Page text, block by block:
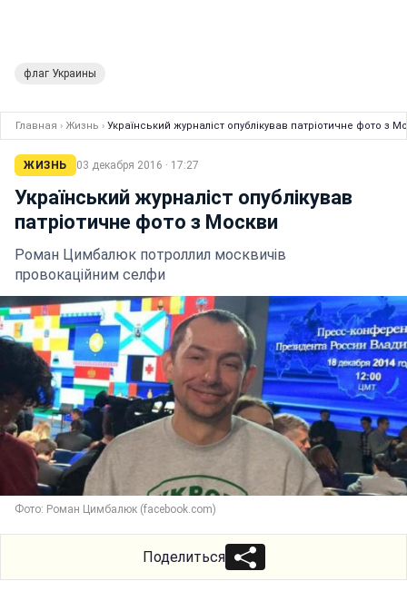
флаг Украины
Главная › Жизнь › Український журналіст опублікував патріотичне фото з
ЖИЗНЬ 03 декабря 2016 · 17:27
Український журналіст опублікував
патріотичне фото з Москви
Роман Цимбалюк потроллил москвичів
провокаційним селфи
Фото: Роман Цимбалюк (facebook.com)
Поделиться